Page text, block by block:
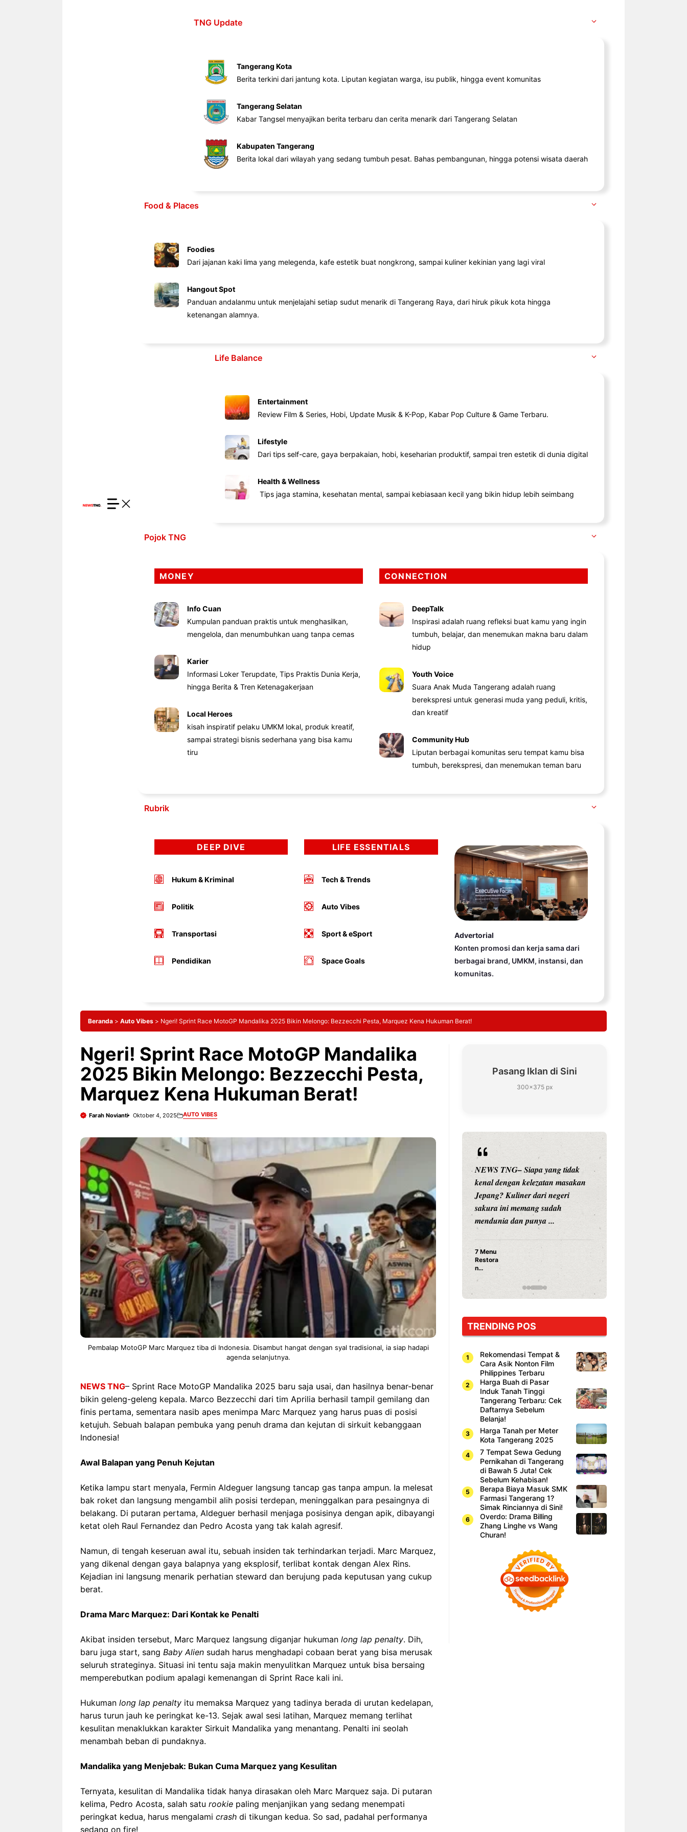
TNG Update
Tangerang Kota
Berita terkini dari jantung kota. Liputan kegiatan warga, isu publik, hingga event komunitas
Tangerang Selatan
Kabar Tangsel menyajikan berita terbaru dan cerita menarik dari Tangerang Selatan
Kabupaten Tangerang
Berita lokal dari wilayah yang sedang tumbuh pesat. Bahas pembangunan, hingga potensi wisata daerah
Food & Places
Foodies
Dari jajanan kaki lima yang melegenda, kafe estetik buat nongkrong, sampai kuliner kekinian yang lagi viral
Hangout Spot
Panduan andalanmu untuk menjelajahi setiap sudut menarik di Tangerang Raya, dari hiruk pikuk kota hingga
ketenangan alamnya.
Life Balance
Entertainment
Review Film & Series, Hobi, Update Musik & K-Pop, Kabar Pop Culture & Game Terbaru.
Lifestyle
Dari tips self-care, gaya berpakaian, hobi, keseharian produktif, sampai tren estetik di dunia digital
Health & Wellness
Tips jaga stamina, kesehatan mental, sampai kebiasaan kecil yang bikin hidup lebih seimbang
Pojok TNG
MONEY
Info Cuan
Kumpulan panduan praktis untuk menghasilkan,
mengelola, dan menumbuhkan uang tanpa cemas
Karier
Informasi Loker Terupdate, Tips Praktis Dunia Kerja,
hingga Berita & Tren Ketenagakerjaan
Local Heroes
kisah inspiratif pelaku UMKM lokal, produk kreatif,
sampai strategi bisnis sederhana yang bisa kamu
tiru
CONNECTION
DeepTalk
Inspirasi adalah ruang refleksi buat kamu yang ingin
tumbuh, belajar, dan menemukan makna baru dalam
hidup
Youth Voice
Suara Anak Muda Tangerang adalah ruang
berekspresi untuk generasi muda yang peduli, kritis,
dan kreatif
Community Hub
Liputan berbagai komunitas seru tempat kamu bisa
tumbuh, berekspresi, dan menemukan teman baru
Rubrik
DEEP DIVE
Hukum & Kriminal
Politik
Transportasi
Pendidikan
LIFE ESSENTIALS
Tech & Trends
Auto Vibes
Sport & eSport
Space Goals
Advertorial
Konten promosi dan kerja sama dari
berbagai brand, UMKM, instansi, dan
komunitas.
Beranda > Auto Vibes > Ngeri! Sprint Race MotoGP Mandalika 2025 Bikin Melongo: Bezzecchi Pesta, Marquez Kena Hukuman Berat!
Ngeri! Sprint Race MotoGP Mandalika
2025 Bikin Melongo: Bezzecchi Pesta,
Marquez Kena Hukuman Berat!
Farah Novianti Oktober 4, 2025 AUTO VIBES
Pembalap MotoGP Marc Marquez tiba di Indonesia. Disambut hangat dengan syal tradisional, ia siap hadapi
agenda selanjutnya.
NEWS TNG– Sprint Race MotoGP Mandalika 2025 baru saja usai, dan hasilnya benar-benar
bikin geleng-geleng kepala. Marco Bezzecchi dari tim Aprilia berhasil tampil gemilang dan
finis pertama, sementara nasib apes menimpa Marc Marquez yang harus puas di posisi
ketujuh. Sebuah balapan pembuka yang penuh drama dan kejutan di sirkuit kebanggaan
Indonesia!
Awal Balapan yang Penuh Kejutan
Ketika lampu start menyala, Fermin Aldeguer langsung tancap gas tanpa ampun. Ia melesat
bak roket dan langsung mengambil alih posisi terdepan, meninggalkan para pesaingnya di
belakang. Di putaran pertama, Aldeguer berhasil menjaga posisinya dengan apik, dibayangi
ketat oleh Raul Fernandez dan Pedro Acosta yang tak kalah agresif.
Namun, di tengah keseruan awal itu, sebuah insiden tak terhindarkan terjadi. Marc Marquez,
yang dikenal dengan gaya balapnya yang eksplosif, terlibat kontak dengan Alex Rins.
Kejadian ini langsung menarik perhatian steward dan berujung pada keputusan yang cukup
berat.
Drama Marc Marquez: Dari Kontak ke Penalti
Akibat insiden tersebut, Marc Marquez langsung diganjar hukuman long lap penalty. Dih,
baru juga start, sang Baby Alien sudah harus menghadapi cobaan berat yang bisa merusak
seluruh strateginya. Situasi ini tentu saja makin menyulitkan Marquez untuk bisa bersaing
memperebutkan podium apalagi kemenangan di Sprint Race kali ini.
Hukuman long lap penalty itu memaksa Marquez yang tadinya berada di urutan kedelapan,
harus turun jauh ke peringkat ke-13. Sejak awal sesi latihan, Marquez memang terlihat
kesulitan menaklukkan karakter Sirkuit Mandalika yang menantang. Penalti ini seolah
menambah beban di pundaknya.
Mandalika yang Menjebak: Bukan Cuma Marquez yang Kesulitan
Ternyata, kesulitan di Mandalika tidak hanya dirasakan oleh Marc Marquez saja. Di putaran
kelima, Pedro Acosta, salah satu rookie paling menjanjikan yang sedang menempati
peringkat kedua, harus mengalami crash di tikungan kedua. So sad, padahal performanya
sedang on fire!
Pasang Iklan di Sini
300×375 px
NEWS TNG– Siapa sangka, dua
nama besar di dunia hiburan,
Nunung Srimulat dan Vicky
Prasetyo, kini merambah dunia
kuliner dengan ...
Nunung Srimulat & Vicky
Prasetyo Buka Restoran
Ayam Panggang! Cuma Rp
15 Ribu, Resep Rahasia
Mami Bikin Nagih!
NEWS TNG– Bandung –
Menyambut pergantian tahun
2026, restoran all you can eat
Kakkoii All You Can Eat Bandung
menghadirkan ...
Sambut 2026, Kakkoii
Bandung Hadirkan Pesta All
You Can Eat Mulai Rp
145.000
NEWS TNG– Pernah gak sih
kamu mulai ngerjain sesuatu cuma
buat iseng-iseng, eh ternyata malah
jadi peluang bisnis yang
menguntungkan? ...
Dari Iseng Jadi Cuan: Kisah
TUM_ATUL yang Ubah
Hampers Jadi Bisnis Kece
NEWS TNG– Siapa yang tidak
kenal dengan kelezatan masakan
Jepang? Kuliner dari negeri
sakura ini memang sudah
mendunia dan punya ...
7 Menu
Restora
n
yang
Dicoba,
Cuma
Sushi!
TRENDING POS
Rekomendasi Tempat &
Cara Asik Nonton Film
Philippines Terbaru
Harga Buah di Pasar
Induk Tanah Tinggi
Tangerang Terbaru: Cek
Daftarnya Sebelum
Belanja!
Harga Tanah per Meter
Kota Tangerang 2025
7 Tempat Sewa Gedung
Pernikahan di Tangerang
di Bawah 5 Juta! Cek
Sebelum Kehabisan!
Berapa Biaya Masuk SMK
Farmasi Tangerang 1?
Simak Rinciannya di Sini!
Overdo: Drama Billing
Zhang Linghe vs Wang
Churan!